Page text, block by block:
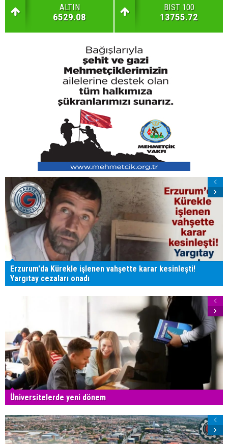
ALTIN
6529.08
BIST 100
13755.72
Erzurum'da Kürekle işlenen vahşette karar kesinleşti!
Yargıtay cezaları onadı
Üniversitelerde yeni dönem